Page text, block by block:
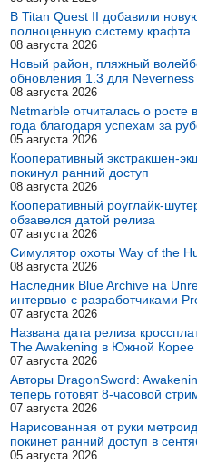
В Titan Quest II добавили
полноценную систему крафта
08 августа 2026
Новый район, пляжный
обновления 1.3 для
08 августа 2026
Netmarble отчиталась о росте
года благодаря успехам за
05 августа 2026
Кооперативный экстракшен-
покинул ранний доступ
08 августа 2026
Кооперативный роуглайк-
обзавелся датой релиза
07 августа 2026
Симулятор охоты Way of the
08 августа 2026
Наследник Blue Archive на
интервью с разработчиками
07 августа 2026
Названа дата релиза
The Awakening в Южной Корее
07 августа 2026
Авторы DragonSword:
теперь готовят 8-часовой
07 августа 2026
Нарисованная от руки
покинет ранний доступ в
05 августа 2026